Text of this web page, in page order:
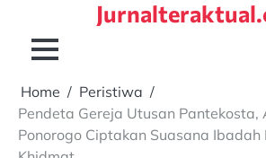
content
Home
Peristiwa
Pendeta Gereja Utusan Pantekosta,
Ponorogo Ciptakan Suasana